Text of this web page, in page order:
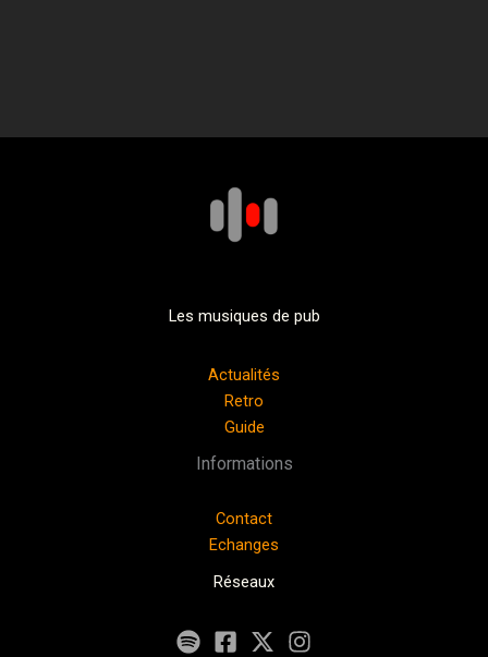
Les musiques de pub
Actualités
Retro
Guide
Informations
Contact
Echanges
Réseaux